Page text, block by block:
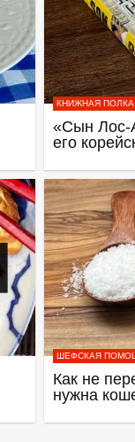
КНИЖНАЯ ПОЛКА
«Сын Лос-
его
ШЕФСКАЯ
Как не
нужна